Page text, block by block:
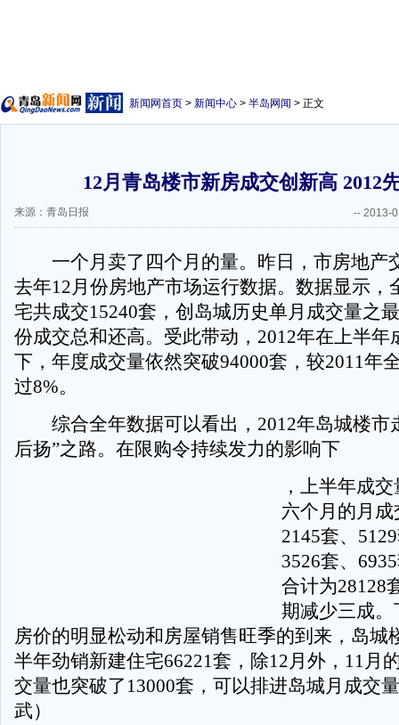
新闻网首页 > 新闻中心 > 半岛网闻 > 正文
12月青岛楼市新房成交创新高 2012
来源：青岛日报 -- 2013-
一个月卖了四个月的量。昨日，市房地产
去年12月份房地产市场运行数据。数据显示，
宅共成交15240套，创岛城历史单月成交量之
份成交总和还高。受此带动，2012年在上半年
下，年度成交量依然突破94000套，较2011年
过8%。
综合全年数据可以看出，2012年岛城楼市
后扬”之路。在限购令持续发力的影响下
，上半年成
六个月的月
2145套、
3526套、
合计为28128
期减少三成
房价的明显松动和房屋销售旺季的到来，岛城
半年劲销新建住宅66221套，除12月外，11月
交量也突破了13000套，可以排进岛城月成交
武）